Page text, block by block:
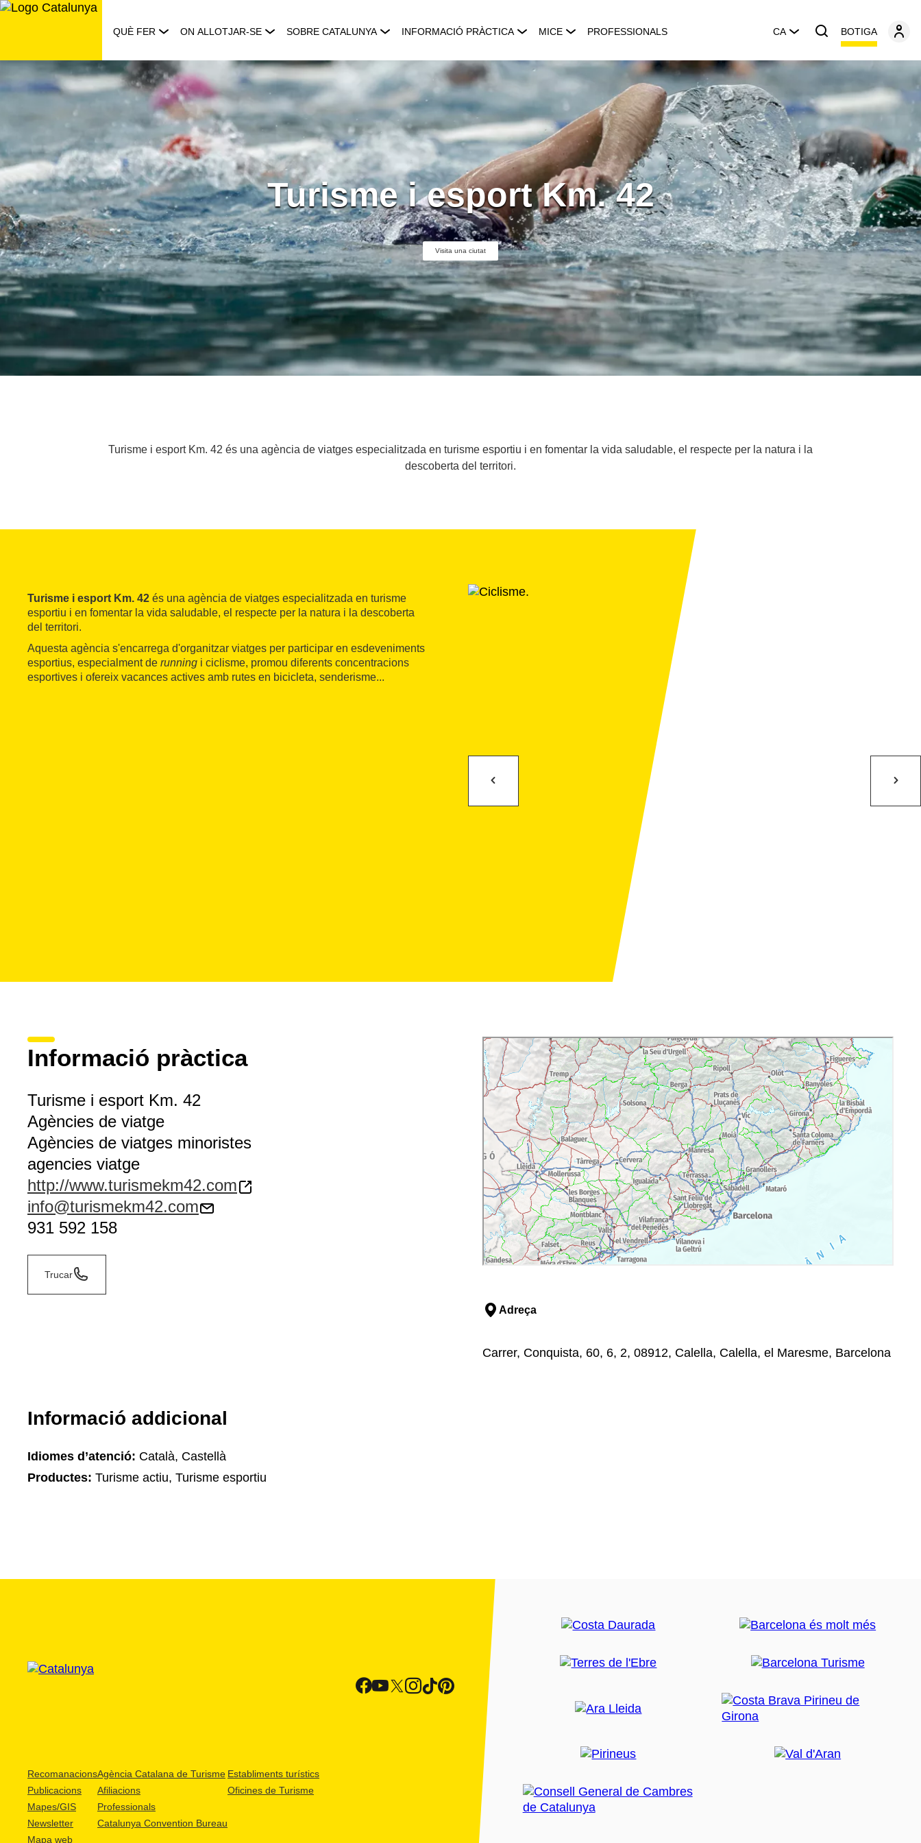
Saltar
QUÈ FER ON ALLOTJAR-SE SOBRE CATALUNYA INFORMACIÓ PRÀCTICA MICE PROFESSIONALS CA BOTIGA
Turisme i esport Km. 42
Visita una ciutat
Turisme i esport Km. 42 és una agència de viatges especialitzada en turisme esportiu i en fomentar la vida saludable, el respecte per la natura i la
descoberta del territori.
Turisme i esport Km. 42 és una agència de viatges especialitzada en turisme
esportiu i en fomentar la vida saludable, el respecte per la natura i la descoberta
del territori.
Aquesta agència s'encarrega d'organitzar viatges per participar en esdeveniments
esportius, especialment de running i ciclisme, promou diferents concentracions
esportives i ofereix vacances actives amb rutes en bicicleta, senderisme...
Informació pràctica
Turisme i esport Km. 42
Agències de viatge
Agències de viatges minoristes
agencies viatge
http://www.turismekm42.com
info@turismekm42.com
931 592 158
Trucar
Adreça
Carrer, Conquista, 60, 6, 2, 08912, Calella, Calella, el Maresme, Barcelona
Informació addicional
Idiomes d’atenció: Català, Castellà
Productes: Turisme actiu, Turisme esportiu
Recomanacions
Publicacions
Mapes/GIS
Newsletter
Mapa web
Agència Catalana de Turisme
Afiliacions
Professionals
Catalunya Convention Bureau
Establiments turístics
Oficines de Turisme